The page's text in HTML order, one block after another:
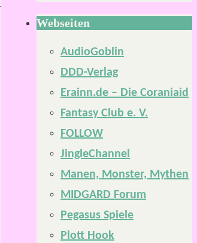
Webseiten
AudioGoblin
DDD-Verlag
Erainn.de – Die Coraniaid
Fantasy Club e. V.
FOLLOW
JingleChannel
Manen, Monster, Mythen
MIDGARD Forum
Pegasus Spiele
Plott Hook